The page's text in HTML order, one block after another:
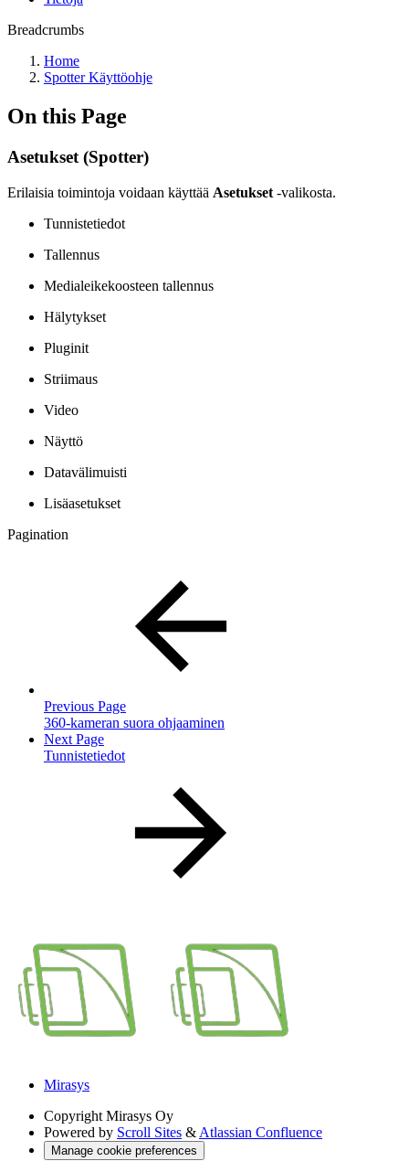
Breadcrumbs
Home
Spotter Käyttöohje
On this Page
Asetukset (Spotter)
Erilaisia toimintoja voidaan käyttää Asetukset -valikosta.
Tunnistetiedot
Tallennus
Medialeikekoosteen tallennus
Hälytykset
Pluginit
Striimaus
Video
Näyttö
Datavälimuisti
Lisäasetukset
Pagination
Previous Page
360-kameran suora ohjaaminen
Next Page
Tunnistetiedot
Mirasys
Copyright Mirasys Oy
Powered by Scroll Sites & Atlassian Confluence
Manage cookie preferences